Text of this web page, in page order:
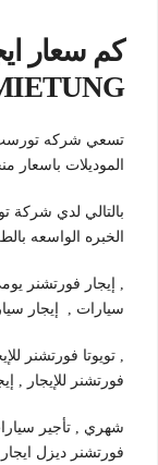
كم سعار
تسعي شركه تورست
الموديلات باسعار منخفضه
بالتالي لدي
الخبره الواسعه
, إيجار فورتشنر
سيارات , إيجار
, تويوتا فورتشنر
فورتشنر للإيجار ,
شهري , تأجير
فورتشنر ديزل